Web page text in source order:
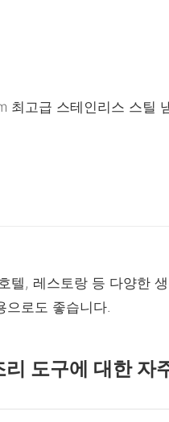
텔, 레스토랑 등 다양한
으로도 좋습니다.
도구에 대한 자